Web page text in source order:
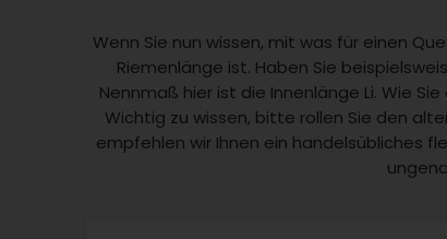
Wenn Sie nun wissen, mit was für einen
Riemenlänge ist. Haben Sie
Nennmaß hier ist die Innenlänge Li. Wie
Wichtig zu wissen, bitte rollen Sie den
empfehlen wir Ihnen ein handelsübliches